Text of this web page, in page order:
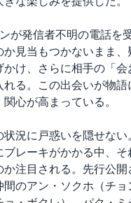
が発信者不明の電話を
見当もつかないまま、
かけ、さらに相手の「会
れる。この出会いが物語
心が高まっている。
状況に戸惑いを隠せない
ブレーキがかかる中、そ
か注目される。先行公
のアン・ソクホ（チョ